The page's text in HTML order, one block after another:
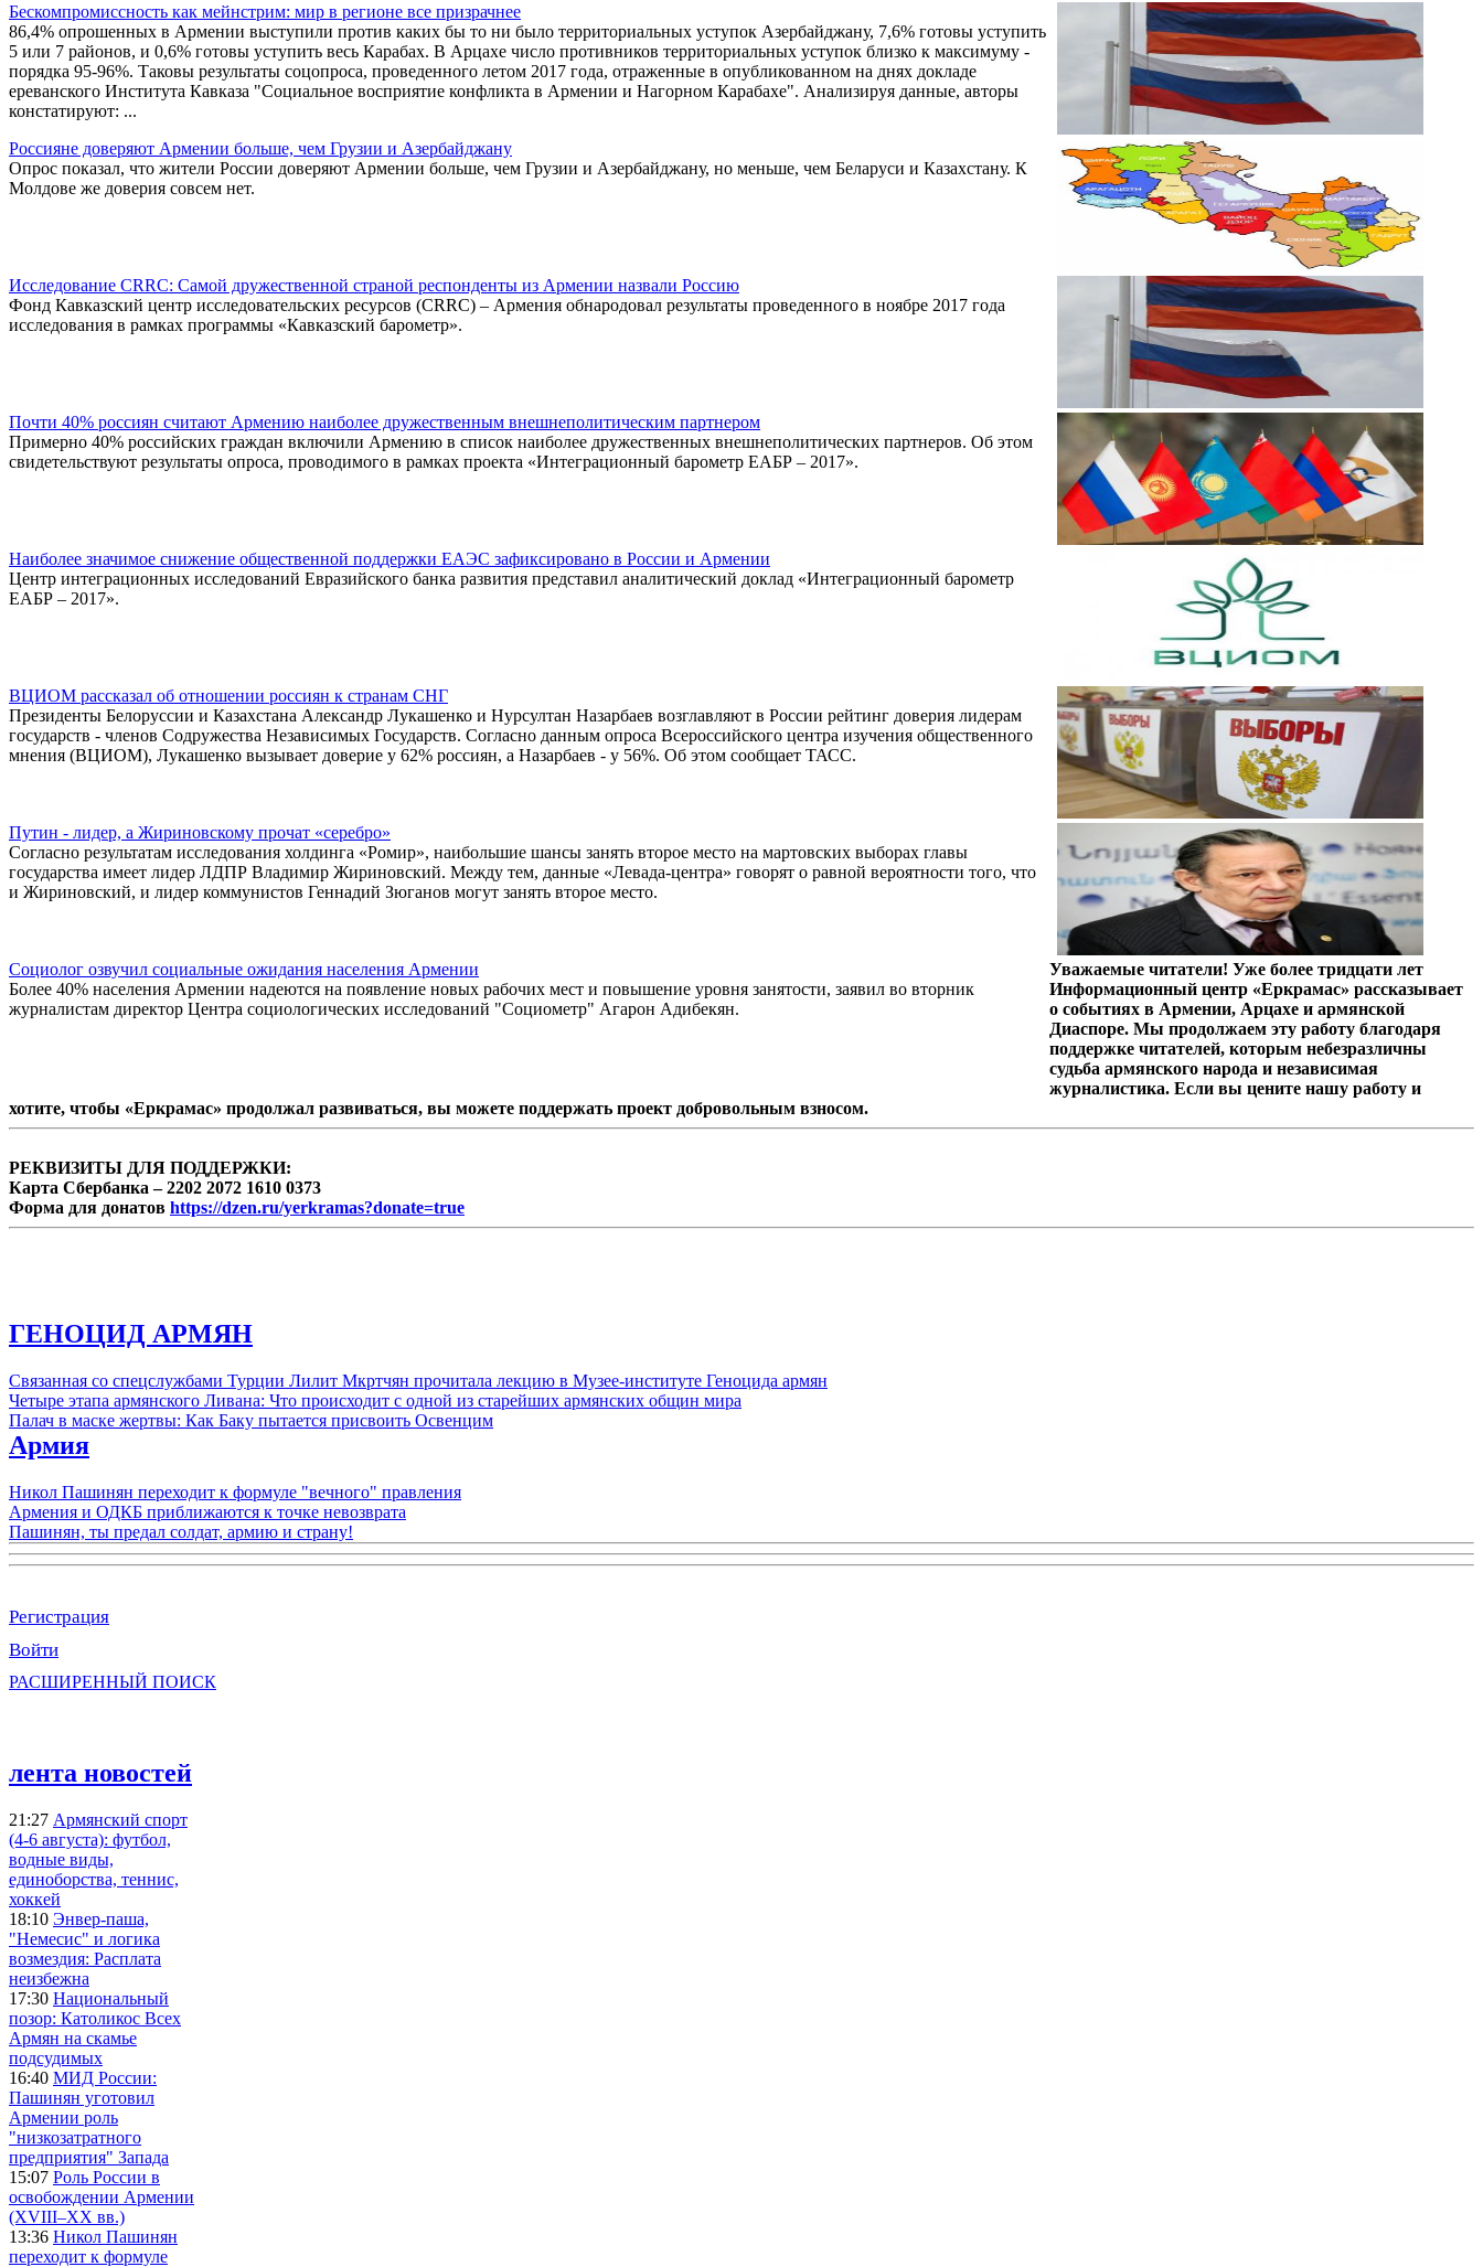
Бескомпромиссность как мейнстрим: мир в регионе все призрачнее
86,4% опрошенных в Армении выступили против каких бы то ни было территориальных уступок Азербайджану, 7,6% готовы уступить
5 или 7 районов, и 0,6% готовы уступить весь Карабах. В Арцахе число противников территориальных уступок близко к максимуму -
порядка 95-96%. Таковы результаты соцопроса, проведенного летом 2017 года, отраженные в опубликованном на днях докладе
ереванского Института Кавказа "Социальное восприятие конфликта в Армении и Нагорном Карабахе". Анализируя данные, авторы
констатируют: ...
Россияне доверяют Армении больше, чем Грузии и Азербайджану
Опрос показал, что жители России доверяют Армении больше, чем Грузии и Азербайджану, но меньше, чем Беларуси и Казахстану. К
Молдове же доверия совсем нет.
Исследование CRRC: Самой дружественной страной респонденты из Армении назвали Россию
Фонд Кавказский центр исследовательских ресурсов (CRRC) – Армения обнародовал результаты проведенного в ноябре 2017 года
исследования в рамках программы «Кавказский барометр».
Почти 40% россиян считают Армению наиболее дружественным внешнеполитическим партнером
Примерно 40% российских граждан включили Армению в список наиболее дружественных внешнеполитических партнеров. Об этом
свидетельствуют результаты опроса, проводимого в рамках проекта «Интеграционный барометр ЕАБР – 2017».
Наиболее значимое снижение общественной поддержки ЕАЭС зафиксировано в России и Армении
Центр интеграционных исследований Евразийского банка развития представил аналитический доклад «Интеграционный барометр
ЕАБР – 2017».
ВЦИОМ рассказал об отношении россиян к странам СНГ
Президенты Белоруссии и Казахстана Александр Лукашенко и Нурсултан Назарбаев возглавляют в России рейтинг доверия лидерам
государств - членов Содружества Независимых Государств. Согласно данным опроса Всероссийского центра изучения общественного
мнения (ВЦИОМ), Лукашенко вызывает доверие у 62% россиян, а Назарбаев - у 56%. Об этом сообщает ТАСС.
Путин - лидер, а Жириновскому прочат «серебро»
Согласно результатам исследования холдинга «Ромир», наибольшие шансы занять второе место на мартовских выборах главы
государства имеет лидер ЛДПР Владимир Жириновский. Между тем, данные «Левада-центра» говорят о равной вероятности того, что
и Жириновский, и лидер коммунистов Геннадий Зюганов могут занять второе место.
Социолог озвучил социальные ожидания населения Армении
Более 40% населения Армении надеются на появление новых рабочих мест и повышение уровня занятости, заявил во вторник
журналистам директор Центра социологических исследований "Социометр" Агарон Адибекян.
Уважаемые читатели! Уже более тридцати лет
Информационный центр «Еркрамас» рассказывает
о событиях в Армении, Арцахе и армянской
Диаспоре. Мы продолжаем эту работу благодаря
поддержке читателей, которым небезразличны
судьба армянского народа и независимая
журналистика. Если вы цените нашу работу и
хотите, чтобы «Еркрамас» продолжал развиваться, вы можете поддержать проект добровольным взносом.
РЕКВИЗИТЫ ДЛЯ ПОДДЕРЖКИ:
Карта Сбербанка – 2202 2072 1610 0373
Форма для донатов https://dzen.ru/yerkramas?donate=true
ГЕНОЦИД АРМЯН
Связанная со спецслужбами Турции Лилит Мкртчян прочитала лекцию в Музее-институте Геноцида армян
Четыре этапа армянского Ливана: Что происходит с одной из старейших армянских общин мира
Палач в маске жертвы: Как Баку пытается присвоить Освенцим
Армия
Никол Пашинян переходит к формуле "вечного" правления
Армения и ОДКБ приближаются к точке невозврата
Пашинян, ты предал солдат, армию и страну!
Регистрация
Войти
РАСШИРЕННЫЙ ПОИСК
лента новостей
21:27 Армянский спорт
(4-6 августа): футбол,
водные виды,
единоборства, теннис,
хоккей
18:10 Энвер-паша,
"Немесис" и логика
возмездия: Расплата
неизбежна
17:30 Национальный
позор: Католикос Всех
Армян на скамье
подсудимых
16:40 МИД России:
Пашинян уготовил
Армении роль
"низкозатратного
предприятия" Запада
15:07 Роль России в
освобождении Армении
(XVIII–XX вв.)
13:36 Никол Пашинян
переходит к формуле